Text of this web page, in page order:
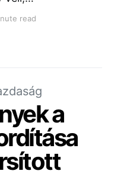
read
a